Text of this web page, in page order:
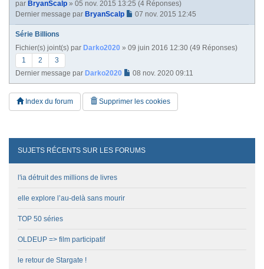
par BryanScalp » 05 nov. 2015 13:25 (4 Réponses)
Dernier message par BryanScalp 07 nov. 2015 12:45
Série Billions
Fichier(s) joint(s) par Darko2020 » 09 juin 2016 12:30 (49 Réponses)
1
2
3
Dernier message par Darko2020 08 nov. 2020 09:11
Index du forum Supprimer les cookies
SUJETS RÉCENTS SUR LES FORUMS
l'ia détruit des millions de livres
elle explore l’au-delà sans mourir
TOP 50 séries
OLDEUP => film participatif
le retour de Stargate !